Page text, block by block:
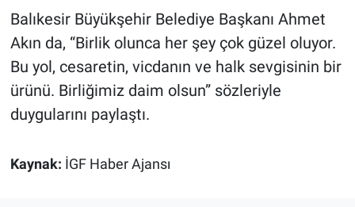
Balıkesir Büyükşehir Belediye Başkanı Ahmet
Akın da, “Birlik olunca her şey çok güzel oluyor.
Bu yol, cesaretin, vicdanın ve halk sevgisinin bir
ürünü. Birliğimiz daim olsun” sözleriyle
duygularını paylaştı.
Kaynak: İGF Haber Ajansı